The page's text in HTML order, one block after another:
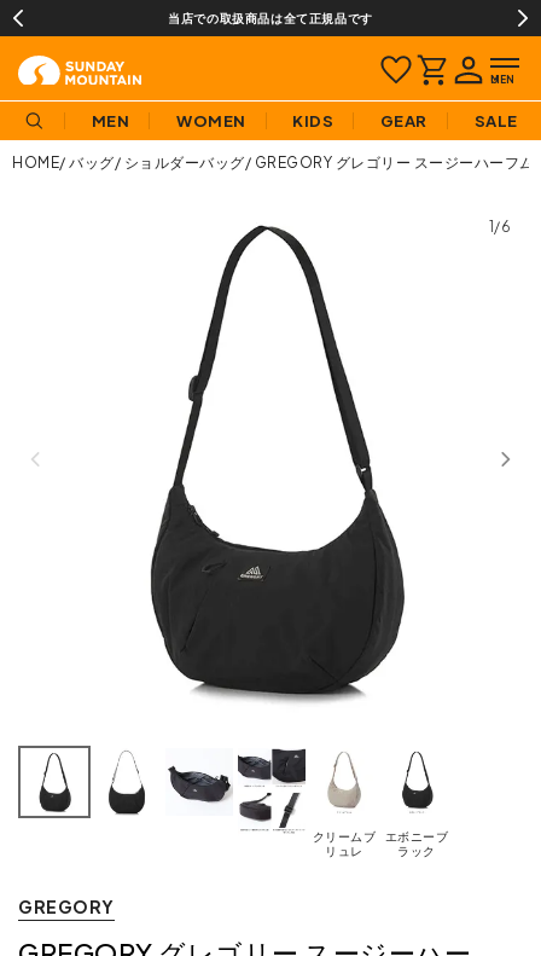
当店での取扱商品は全て正規品です
MEN WOMEN KIDS GEAR SALE
HOME バッグ ショルダーバッグ GREGORY グレゴリー スージーハーフム
1/6
クリームブ
リュレ
エボニーブ
ラック
GREGORY